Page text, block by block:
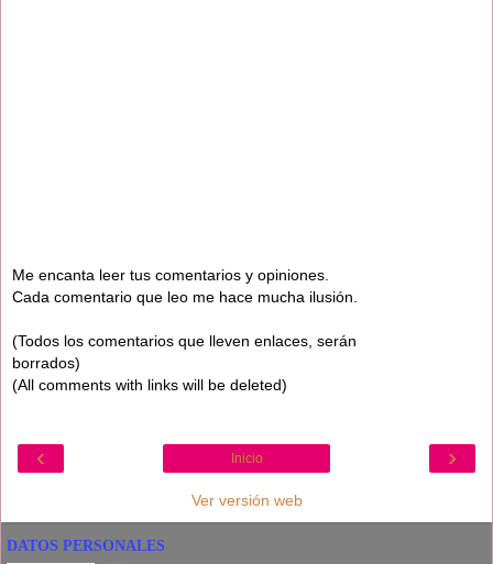
Me encanta leer tus comentarios y opiniones.
Cada comentario que leo me hace mucha ilusión.
(Todos los comentarios que lleven enlaces, serán
borrados)
(All comments with links will be deleted)
‹ ›
Inicio
Ver versión web
DATOS PERSONALES